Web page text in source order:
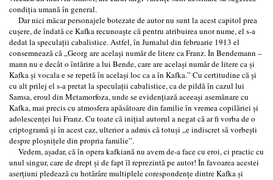
condiţia umană în general.
Dar nici măcar personajele botezate de autor nu sunt la acest capitol prea
cuşere, de îndată ce Kafka recunoaşte că pentru atribuirea unor nume, el s-a
dedat la speculaţii cabalistice. Astfel, în Jurnalul din februarie 1913 el
consemnează că „Georg are acelaşi număr de litere ca Franz. În Bendemann –
mann nu e decât o întărire a lui Bende, care are acelaşi număr de litere ca şi
Kafka şi vocala e se repetă în acelaşi loc ca a în Kafka.” Cu certitudine că şi
cu alt prilej el s-a pretat la speculaţii cabalistice, ca de pildă în cazul lui
Samsa, eroul din Metamorfoza, unde se evidenţiază aceeaşi asemănare cu
Kafka, mai precis cu atmosfera apăsătoare din familie în vremea copilăriei şi
adolescenţei lui Franz. Cu toate că iniţial autorul a negat că ar fi vorba de o
criptogramă şi în acest caz, ulterior a admis că totuşi „e indiscret să vorbeşti
despre ploşniţele din propria familie”.
Vedem, aşadar, că în opera kafkiană nu avem de-a face cu eroi, ci practic cu
unul singur, care de drept şi de fapt îl reprezintă pe autor! În favoarea acestei
aserţiuni pledează cu hotărâre multiplele corespondenţe dintre Kafka şi